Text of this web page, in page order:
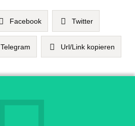
Facebook Twitter
Telegram Url/Link kopieren